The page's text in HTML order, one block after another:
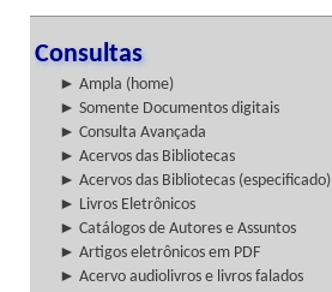
Consultas
► Ampla (home)
► Somente Documentos digitais
► Consulta Avançada
► Acervos das Bibliotecas
► Acervos das Bibliotecas (especificado)
► Livros Eletrônicos
► Catálogos de Autores e Assuntos
► Artigos eletrônicos em PDF
► Acervo audiolivros e livros falados